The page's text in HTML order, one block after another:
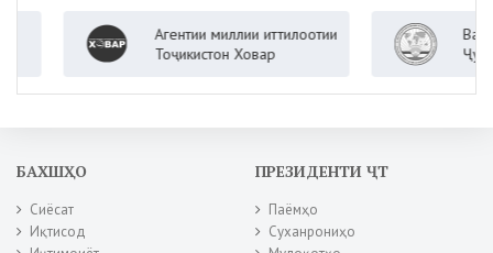
Агентии миллии иттилоотии
Тоҷикистон Ховар
БАХШҲО
Сиёсат
Иқтисод
ПРЕЗИДЕНТИ ҶТ
Паёмҳо
Суханрониҳо